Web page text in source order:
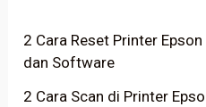
2 Cara Reset Printer
dan Software
2 Cara Scan di Printer